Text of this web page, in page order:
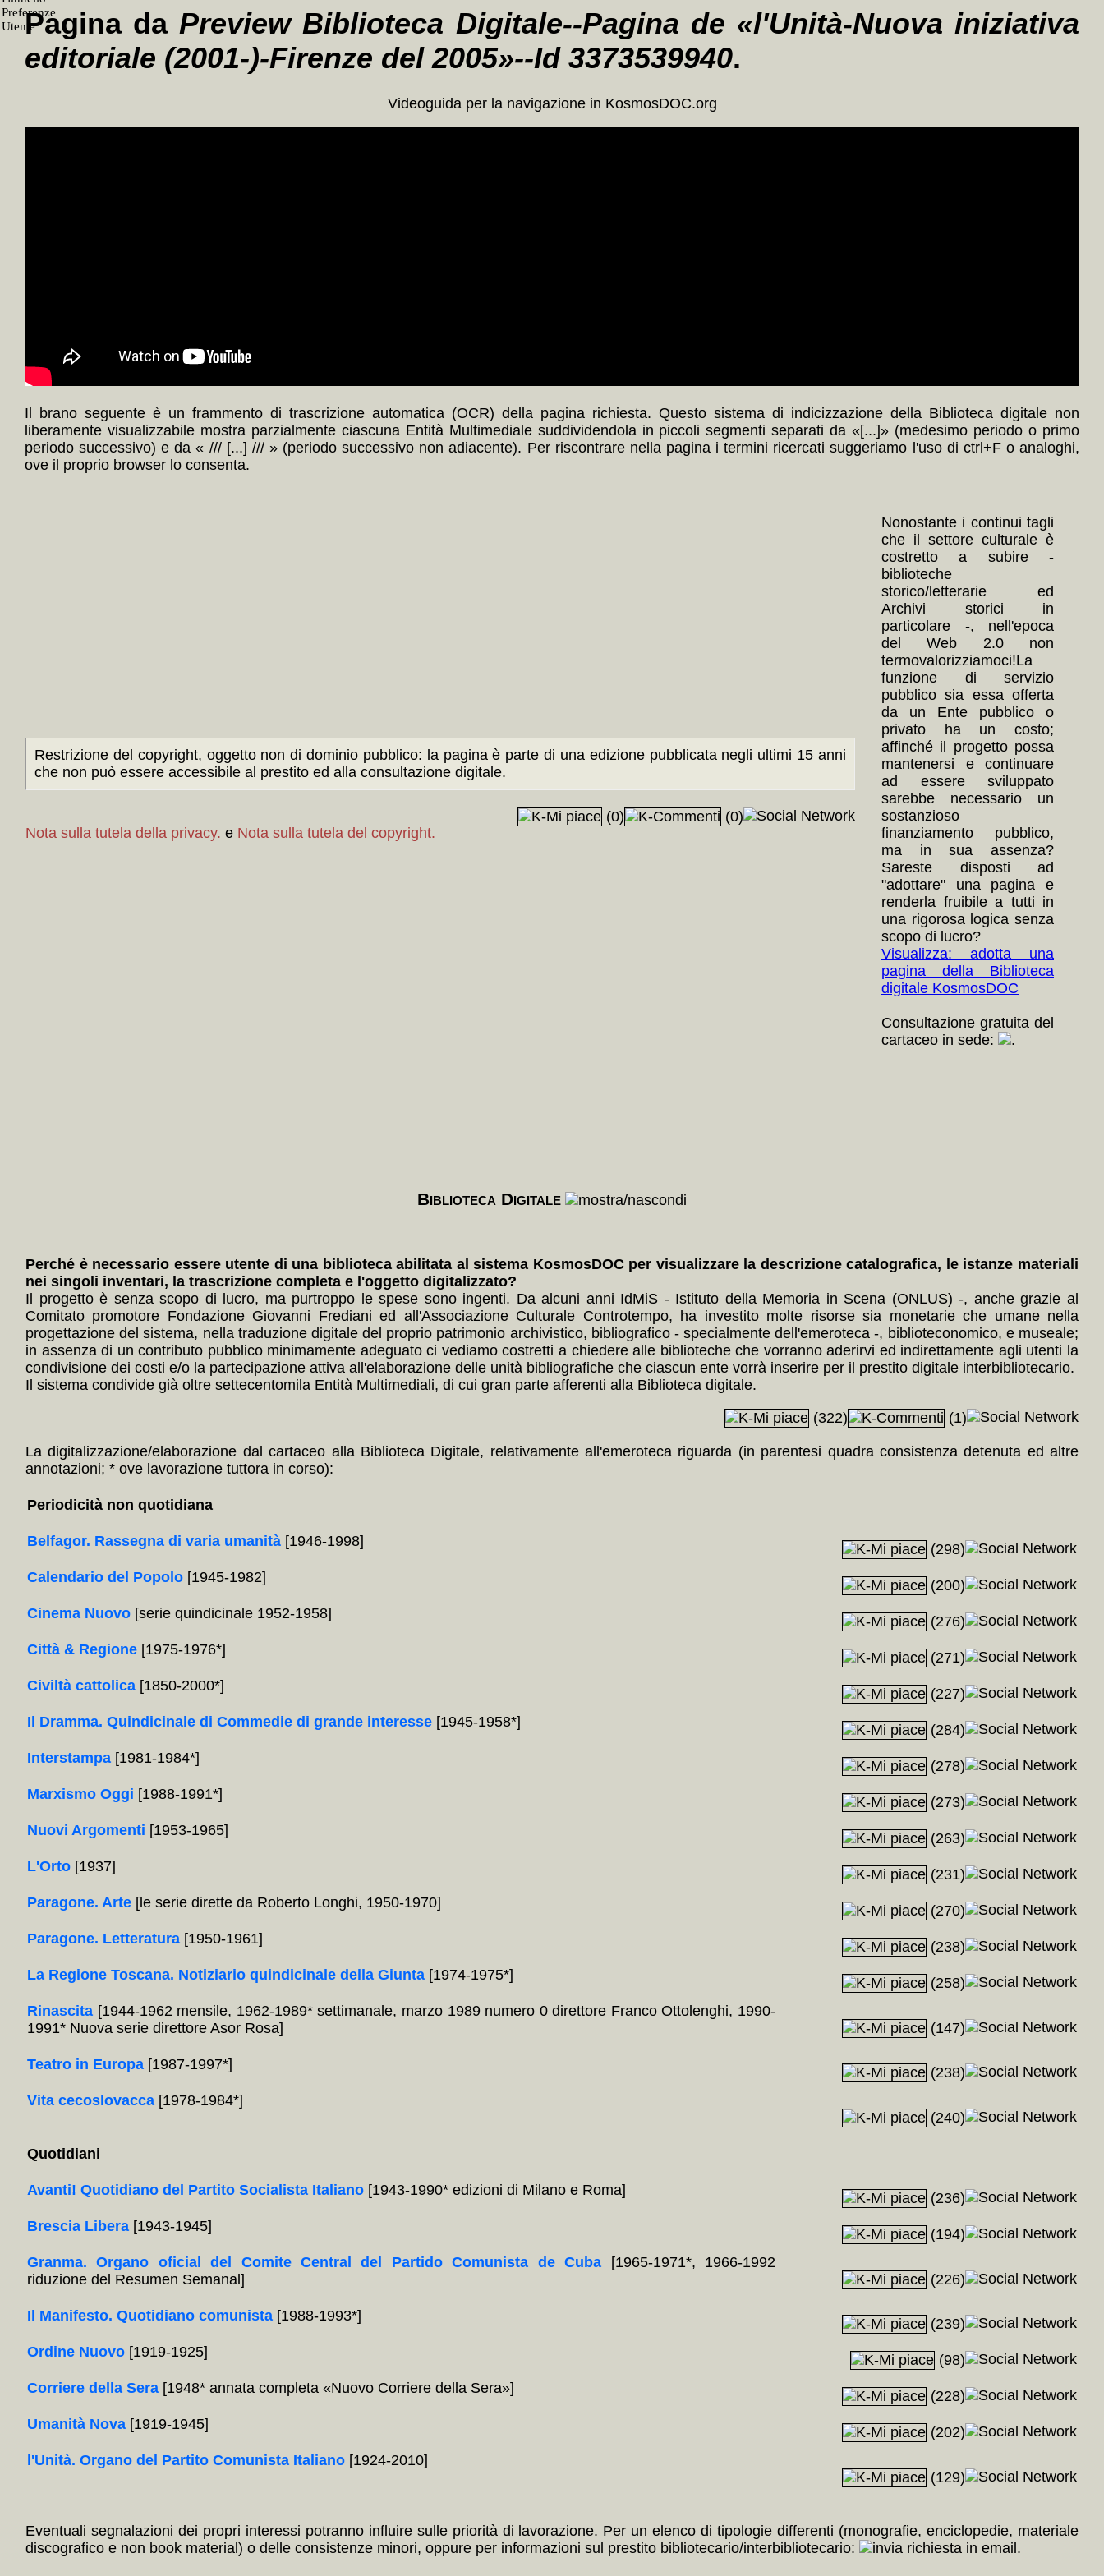
Pagina da Preview Biblioteca Digitale--Pagina de «l'Unità-Nuova iniziativa
editoriale (2001-)-Firenze del 2005»--Id 3373539940.
Videoguida per la navigazione in KosmosDOC.org
Il brano seguente è un frammento di trascrizione automatica (OCR) della pagina richiesta. Questo sistema di indicizzazione della Biblioteca digitale non
liberamente visualizzabile mostra parzialmente ciascuna Entità Multimediale suddividendola in piccoli segmenti separati da «[...]» (medesimo periodo o primo
periodo successivo) e da « /// [...] /// » (periodo successivo non adiacente). Per riscontrare nella pagina i termini ricercati suggeriamo l'uso di ctrl+F o analoghi,
ove il proprio browser lo consenta.
Restrizione del copyright, oggetto non di dominio pubblico: la pagina è parte di una edizione pubblicata negli ultimi 15 anni
che non può essere accessibile al prestito ed alla consultazione digitale.
(0)
(0)
Nota sulla tutela della privacy. e Nota sulla tutela del copyright.
Nonostante i continui tagli
che il settore culturale è
costretto a subire -
biblioteche
storico/letterarie ed
Archivi storici in
particolare -, nell'epoca
del Web 2.0 non
termovalorizziamoci!La
funzione di servizio
pubblico sia essa offerta
da un Ente pubblico o
privato ha un costo;
affinché il progetto possa
mantenersi e continuare
ad essere sviluppato
sarebbe necessario un
sostanzioso
finanziamento pubblico,
ma in sua assenza?
Sareste disposti ad
"adottare" una pagina e
renderla fruibile a tutti in
una rigorosa logica senza
scopo di lucro?
Visualizza: adotta una
pagina della Biblioteca
digitale KosmosDOC
Consultazione gratuita del
cartaceo in sede:
.
Biblioteca Digitale
Perché è necessario essere utente di una biblioteca abilitata al sistema KosmosDOC per visualizzare la descrizione catalografica, le istanze materiali
nei singoli inventari, la trascrizione completa e l'oggetto digitalizzato?
Il progetto è senza scopo di lucro, ma purtroppo le spese sono ingenti. Da alcuni anni IdMiS - Istituto della Memoria in Scena (ONLUS) -, anche grazie al
Comitato promotore Fondazione Giovanni Frediani ed all'Associazione Culturale Controtempo, ha investito molte risorse sia monetarie che umane nella
progettazione del sistema, nella traduzione digitale del proprio patrimonio archivistico, bibliografico - specialmente dell'emeroteca -, biblioteconomico, e museale;
in assenza di un contributo pubblico minimamente adeguato ci vediamo costretti a chiedere alle biblioteche che vorranno aderirvi ed indirettamente agli utenti la
condivisione dei costi e/o la partecipazione attiva all'elaborazione delle unità bibliografiche che ciascun ente vorrà inserire per il prestito digitale interbibliotecario.
Il sistema condivide già oltre settecentomila Entità Multimediali, di cui gran parte afferenti alla Biblioteca digitale.
(322)
(1)
La digitalizzazione/elaborazione dal cartaceo alla Biblioteca Digitale, relativamente all'emeroteca riguarda (in parentesi quadra consistenza detenuta ed altre
annotazioni; * ove lavorazione tuttora in corso):
Periodicità non quotidiana
Belfagor. Rassegna di varia umanità [1946-1998]
(298)
Calendario del Popolo [1945-1982]
(200)
Cinema Nuovo [serie quindicinale 1952-1958]
(276)
Città & Regione [1975-1976*]
(271)
Civiltà cattolica [1850-2000*]
(227)
Il Dramma. Quindicinale di Commedie di grande interesse [1945-1958*]
(284)
Interstampa [1981-1984*]
(278)
Marxismo Oggi [1988-1991*]
(273)
Nuovi Argomenti [1953-1965]
(263)
L'Orto [1937]
(231)
Paragone. Arte [le serie dirette da Roberto Longhi, 1950-1970]
(270)
Paragone. Letteratura [1950-1961]
(238)
La Regione Toscana. Notiziario quindicinale della Giunta [1974-1975*]
(258)
Rinascita [1944-1962 mensile, 1962-1989* settimanale, marzo 1989 numero 0 direttore Franco Ottolenghi, 1990-
1991* Nuova serie direttore Asor Rosa]
(147)
Teatro in Europa [1987-1997*]
(238)
Vita cecoslovacca [1978-1984*]
(240)
Quotidiani
Avanti! Quotidiano del Partito Socialista Italiano [1943-1990* edizioni di Milano e Roma]
(236)
Brescia Libera [1943-1945]
(194)
Granma. Organo oficial del Comite Central del Partido Comunista de Cuba [1965-1971*, 1966-1992
riduzione del Resumen Semanal]
(226)
Il Manifesto. Quotidiano comunista [1988-1993*]
(239)
Ordine Nuovo [1919-1925]
(98)
Corriere della Sera [1948* annata completa «Nuovo Corriere della Sera»]
(228)
Umanità Nova [1919-1945]
(202)
l'Unità. Organo del Partito Comunista Italiano [1924-2010]
(129)
Eventuali segnalazioni dei propri interessi potranno influire sulle priorità di lavorazione. Per un elenco di tipologie differenti (monografie, enciclopedie, materiale
discografico e non book material) o delle consistenze minori, oppure per informazioni sul prestito bibliotecario/interbibliotecario:
.